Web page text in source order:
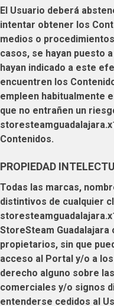
El Usuario deberá
intentar obtener los
medios o
casos, se hayan puesto
hayan indicado a este
encuentren los
empleen habitualmente
que no entrañen un
Contenidos.
PROPIEDAD
Todas las marcas,
distintivos de cualquier
StoreSteam Guadalajara
propietarios, sin que
acceso al Portal y/o a
derecho alguno sobre
comerciales y/o signos
entenderse cedidos al